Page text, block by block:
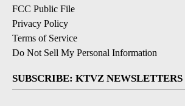
FCC Public File
Privacy Policy
Terms of Service
Do Not Sell My Personal Information
SUBSCRIBE: KTVZ NEWSLETTERS